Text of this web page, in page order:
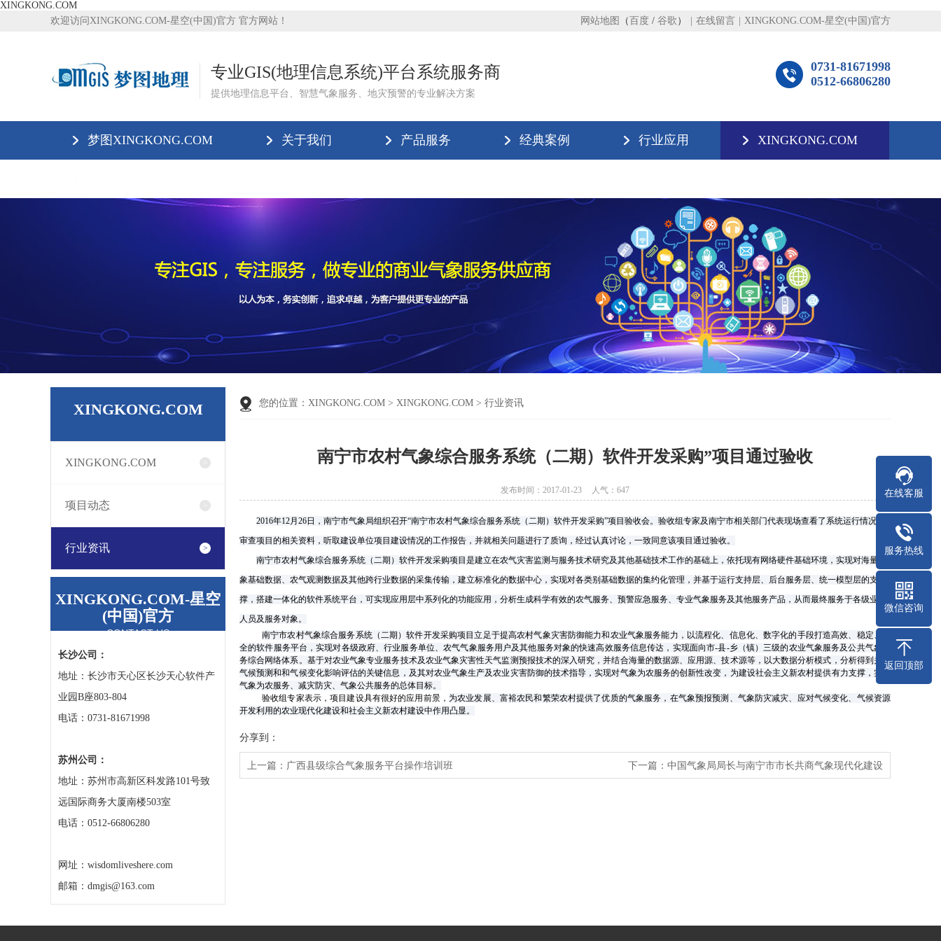
XINGKONG.COM
欢迎访问XINGKONG.COM-星空(中国)官方 官方网站！
网站地图 （ 百度 / 谷歌 ） 在线留言 XINGKONG.COM-星空(中国)官方
专业GIS(地理信息系统)平台系统服务商
提供地理信息平台、智慧气象服务、地灾预警的专业解决方案
0731-81671998
0512-66806280
梦图XINGKONG.COM 关于我们 产品服务 经典案例 行业应用 XINGKONG.COM
XINGKONG.COM
XINGKONG.COM
项目动态
行业资讯
XINGKONG.COM-星空
(中国)官方
CONTACT US
长沙公司：
地址：长沙市天心区长沙天心软件产
业园B座803-804
电话：0731-81671998
苏州公司：
地址：苏州市高新区科发路101号致
远国际商务大厦南楼503室
电话：0512-66806280
网址：wisdomliveshere.com
邮箱：dmgis@163.com
您的位置： XINGKONG.COM > XINGKONG.COM > 行业资讯
南宁市农村气象综合服务系统（二期）软件开发采购”项目通过验收
发布时间：2017-01-23 人气： 647
2016年12月 26日，南宁市气象局组织召开“南宁市农村气象综合服务系统（二期）软件开发采购”项目验收会。验收组专家及南宁市相关部门代表现场查看了系统运行情况，
审查项目的相关资料，听取建设单位项目建设情况的工作报告，并就相关问题进行了质询，经过认真讨论，一致同意该项目通过验收。
南宁市农村气象综合服务系统（二期）软件开发采购项目是建立在农气灾害监测与服务技术研究及其他基础技术工作的基础上，依托现有网络硬件基础环境，实现对海量气
象基础数据、农气观测数据及其他跨行业数据的采集传输，建立标准化的数据中心，实现对各类别基础数据的集约化管理，并基于运行支持层、后台服务层、统一模型层的支
撑，搭建一体化的软件系统平台，可实现应用层中系列化的功能应用，分析生成科学有效的农气服务、预警应急服务、专业气象服务及其他服务产品，从而最终服务于各级业务
人员及服务对象。
南宁市农村气象综合服务系统（二期）软件开发采购项目立足于提高农村气象灾害防御能力和农业气象服务能力，以流程化、信息化、数字化的手段打造高效、稳定、安
全的软件服务平台，实现对各级政府、行业服务单位、农气气象服务用户及其他服务对象的快速高效服务信息传达，实现面向市-县-乡（镇）三级的农业气象服务及公共气象服
务综合网络体系。基于对农业气象专业服务技术及农业气象灾害性天气监测预报技术的深入研究，并结合海量的数据源、应用源、技术源等，以大数据分析模式，分析得到关于
气候预测和和气候变化影响评估的关键信息，及其对农业气象生产及农业灾害防御的技术指导，实现对气象为农服务的创新性改变，为建设社会主义新农村提供有力支撑，实现
气象为农服务、减灾防灾、气象公共服务的总体目标。
验收组专家表示，项目建设具有很好的应用前景， 为农业发展、富裕农民和繁荣农村提供了优质的气象服务，在气象预报预测、气象防灾减灾、应对气候变化、气候资源
开发利用的农业现代化建设和社会主义新农村建设中作用凸显。
分享到：
上一篇： 广西县级综合气象服务平台操作培训班 下一篇： 中国气象局局长与南宁市市长共商气象现代化建设
在线客服
服务热线
微信咨询
返回顶部